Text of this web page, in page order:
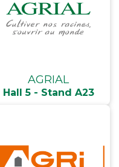
AGRIAL
Hall 5 - Stand A23